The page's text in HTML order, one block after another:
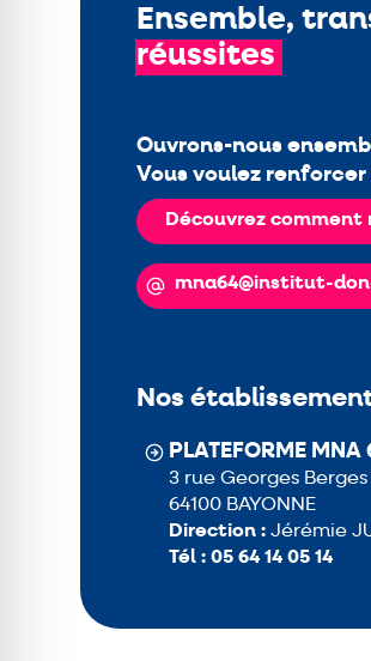
Ensemble,
réussites
Ouvrons-nous
Vous voulez renforcer
Découvrez comment
mna64@institut-
Nos
PLATEFORME MNA
3 rue Georges Berges
64100 BAYONNE
Direction : Jérémie
Tél : 05 64 14 05 14